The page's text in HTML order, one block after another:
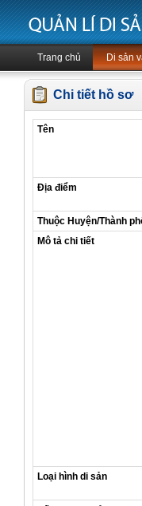
Trang chủ Di sản
Chi tiết hồ sơ
Tên
Địa điểm
Thuộc Huyện/Thành
Mô tả chi tiết
Loại hình di sản